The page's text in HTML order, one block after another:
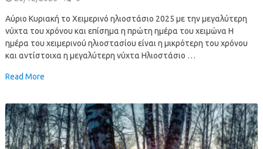
Αύριο Κυριακή το Χειμερινό ηλιοστάσιο 2025 με την μεγαλύτερη
νύχτα του χρόνου και επίσημα η πρώτη ημέρα του χειμώνα Η
ημέρα του χειμερινού ηλιοστασίου είναι η μικρότερη του χρόνου
και αντίστοιχα η μεγαλύτερη νύχτα Ηλιοστάσιο …
Read More